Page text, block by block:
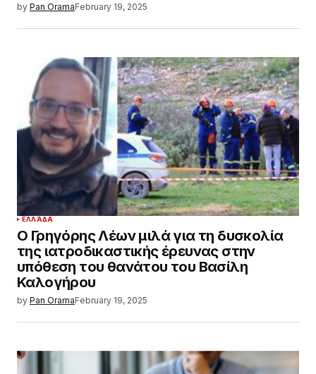
by Pan OramaFebruary 19, 2025
ΕΛΛΆΔΑ
Ο Γρηγόρης Λέων μιλά για τη δυσκολία
της ιατροδικαστικής έρευνας στην
υπόθεση του θανάτου του Βασίλη
Καλογήρου
by Pan OramaFebruary 19, 2025